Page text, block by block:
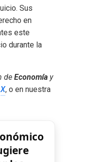
Sus
en
este
durante la
de Economía y
X, o en nuestra